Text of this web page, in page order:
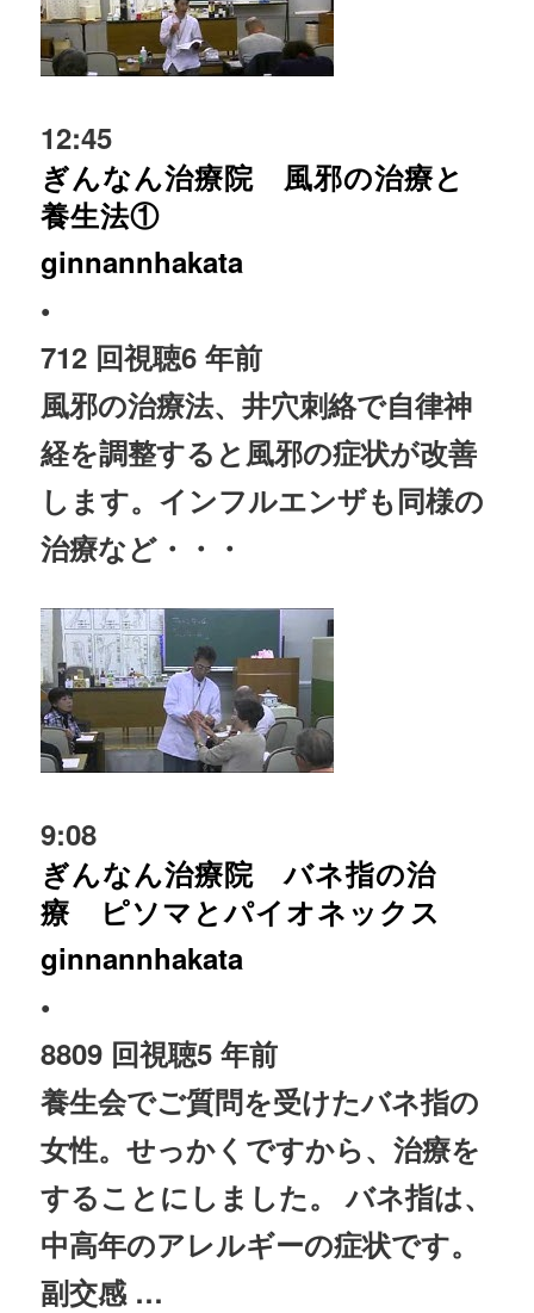
12:45
ぎんなん治療院 風邪の治療と
養生法①
ginnannhakata
•
712 回視聴6 年前
風邪の治療法、井穴刺絡で自律神
経を調整すると風邪の症状が改善
します。インフルエンザも同様の
治療など・・・
9:08
ぎんなん治療院 バネ指の治
療 ピソマとパイオネックス
ginnannhakata
•
8809 回視聴5 年前
養生会でご質問を受けたバネ指の
女性。せっかくですから、治療を
することにしました。 バネ指は、
中高年のアレルギーの症状です。
副交感 …